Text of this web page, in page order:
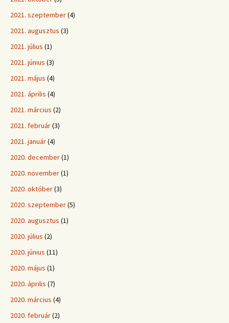
2021. szeptember(4)
2021. augusztus (3)
2021. július (1)
2021. június (3)
2021. május (4)
2021. április (4)
2021. március (2)
2021. február(3)
2021. január(4)
2020. december(1)
2020. november(1)
2020. október(3)
2020. szeptember(5)
2020. augusztus (1)
2020. július (2)
2020. június (11)
2020. május (1)
2020. április (7)
2020. március (4)
2020. február(2)